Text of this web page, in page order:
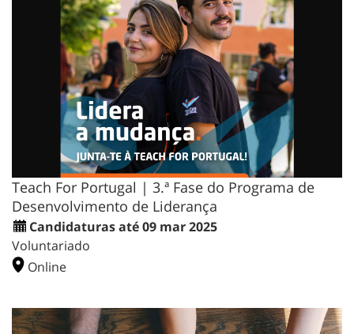
Teach For Portugal | 3.ª Fase do Programa de
Desenvolvimento de Liderança
Candidaturas até 09 mar 2025
Voluntariado
Online